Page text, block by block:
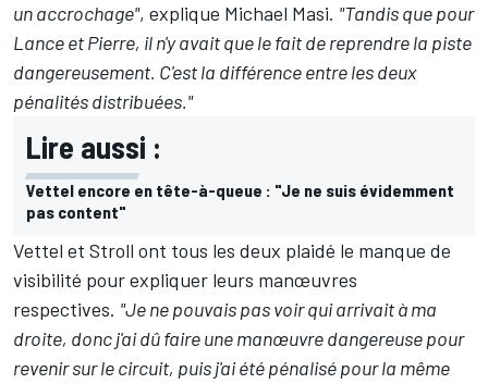
un accrochage", explique Michael Masi. "Tandis que pour
Lance et Pierre, il n'y avait que le fait de reprendre la piste
dangereusement. C'est la différence entre les deux
pénalités distribuées."
Lire aussi :
Vettel encore en tête-à-queue : "Je ne suis évidemment
pas content"
Vettel et Stroll ont tous les deux plaidé le manque de
visibilité pour expliquer leurs manœuvres
respectives. "Je ne pouvais pas voir qui arrivait à ma
droite, donc j'ai dû faire une manœuvre dangereuse pour
revenir sur le circuit, puis j'ai été pénalisé pour la même